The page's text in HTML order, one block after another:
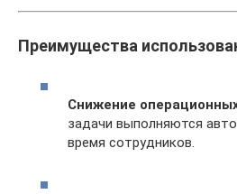
Преимущества
Снижение
задачи выполняются
время сотрудников.